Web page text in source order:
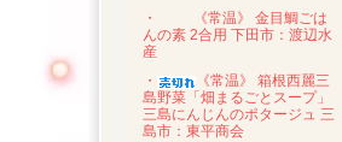
・
《常温》 金目鯛ごは
んの素 2合用 下田市：渡辺水
産
・
《常温》 箱根西麗三
島野菜「畑まるごとスープ」
三島にんじんのポタージュ 三
島市：東平商会